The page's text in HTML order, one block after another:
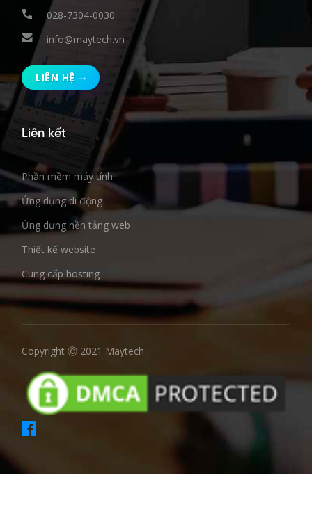
028-7304-0030
info@maytech.vn
LIÊN HỆ
Liên kết
Phần mềm máy tính
Ứng dụng di động
Ứng dụng nền tảng web
Thiết kế website
Cung cấp hosting
Copyright Ⓒ 2021 Maytech